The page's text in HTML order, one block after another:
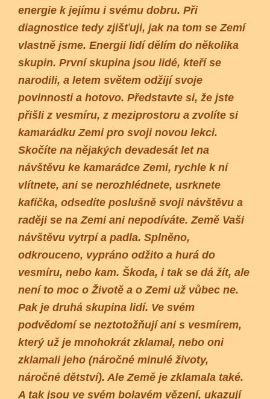
energie k jejímu i svému dobru. Při
diagnostice tedy zjišťuji, jak na tom se Zemí
vlastně jsme. Energii lidí dělím do několika
skupin. První skupina jsou lidé, kteří se
narodili, a letem světem odžijí svoje
povinnosti a hotovo. Představte si, že jste
přišli z vesmíru, z meziprostoru a zvolíte si
kamarádku Zemi pro svoji novou lekci.
Skočíte na nějakých devadesát let na
návštěvu ke kamarádce Zemi, rychle k ní
vlítnete, ani se nerozhlédnete, usrknete
kafíčka, odsedíte poslušně svoji návštěvu a
raději se na Zemi ani nepodíváte. Země Vaši
návštěvu vytrpí a padla. Splněno,
odkrouceno, vypráno odžito a hurá do
vesmíru, nebo kam. Škoda, i tak se dá žít, ale
není to moc o Životě a o Zemi už vůbec ne.
Pak je druhá skupina lidí. Ve svém
podvědomí se neztotožňují ani s vesmírem,
který už je mnohokrát zklamal, nebo oni
zklamali jeho (náročné minulé životy,
náročné dětství). Ale Země je zklamala také.
A tak jsou ve svém bolavém vězení, ukazují